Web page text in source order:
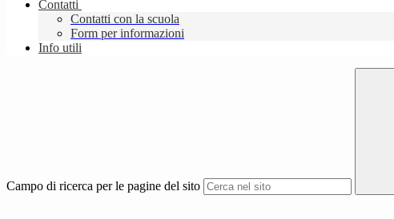
Contatti
Contatti con la scuola
Form per informazioni
Info utili
Campo di ricerca per le pagine del sito